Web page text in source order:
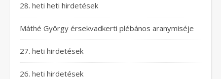
28. heti heti hirdetések
Máthé György érsekvadkerti plébános aranymiséje
27. heti hirdetések
26. heti hirdetések